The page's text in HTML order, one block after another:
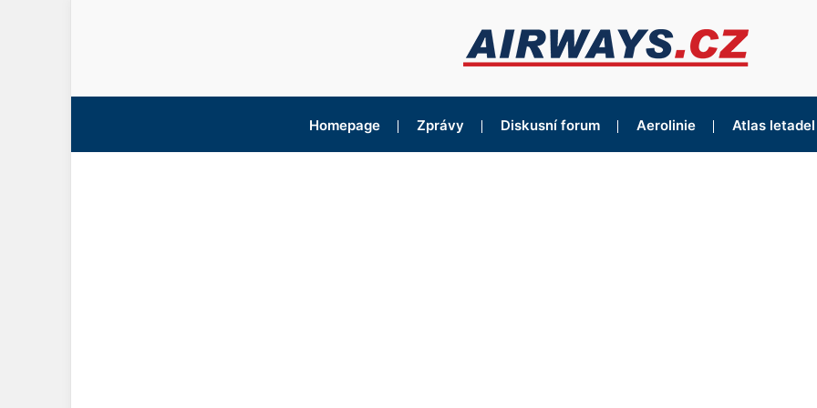
Homepage Zprávy Diskusní forum Aerolinie Atlas letadel